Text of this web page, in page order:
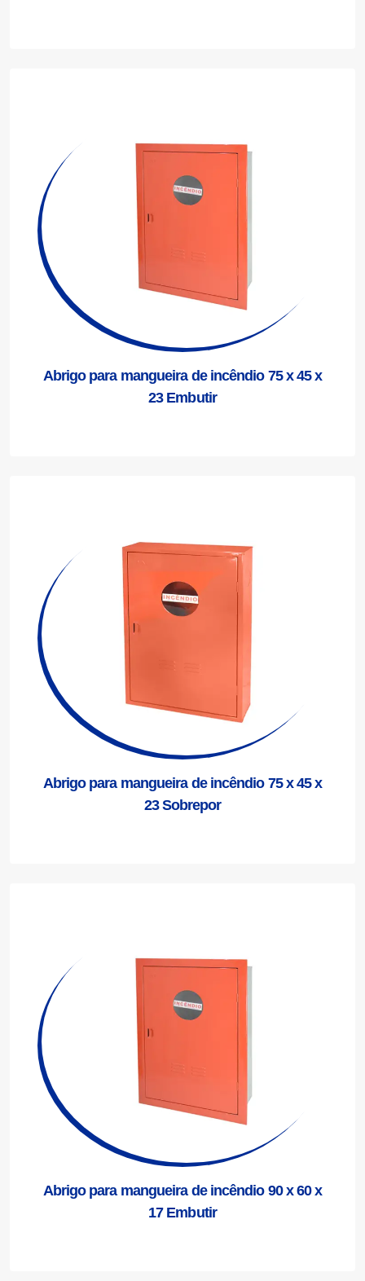
Abrigo para mangueira de incêndio 75 x 45 x
23 Embutir
Abrigo para mangueira de incêndio 75 x 45 x
23 Sobrepor
Abrigo para mangueira de incêndio 90 x 60 x
17 Embutir